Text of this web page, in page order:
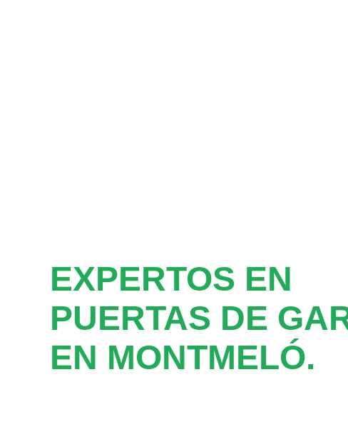
EXPERTOS EN
PUERTAS DE
EN MONTMELÓ.